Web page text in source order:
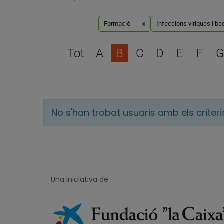
Formació x Infeccions víriques i
Tot A B C D E F G
No s'han trobat usuaris amb els
Una iniciativa de